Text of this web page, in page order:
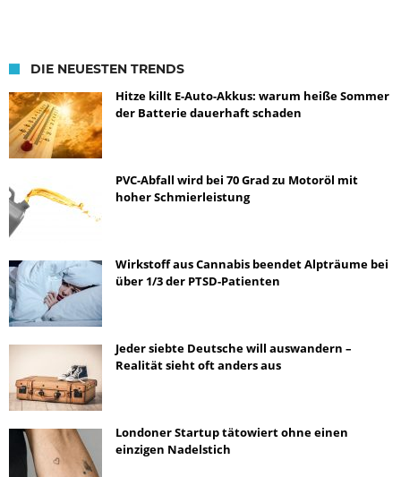
DIE NEUESTEN TRENDS
Hitze killt E-Auto-Akkus: warum heiße Sommer
der Batterie dauerhaft schaden
PVC-Abfall wird bei 70 Grad zu Motoröl mit
hoher Schmierleistung
Wirkstoff aus Cannabis beendet Alpträume bei
über 1/3 der PTSD-Patienten
Jeder siebte Deutsche will auswandern –
Realität sieht oft anders aus
Londoner Startup tätowiert ohne einen
einzigen Nadelstich